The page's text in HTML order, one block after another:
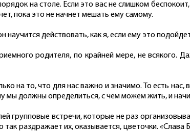
на столе. Если это вас не слишком
пока это не начнет мешать ему самому.
научится действовать, как я, если ему это
родителя, по крайней мере, не всякого.
на то, что для нас важно и значимо. То есть
мы должны определиться, с чем можем жить, и
групповые встречи, которые не раз
раздражает их, оказывается, цветочки. «Слава